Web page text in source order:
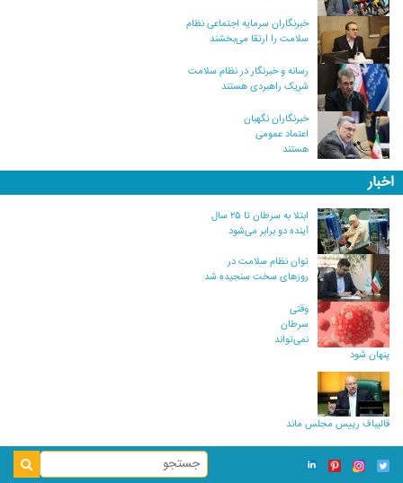
خبرنگاران سرمایه اجتماعی نظام
سلامت را ارتقا می‌بخشند
رسانه و خبرنگار در نظام سلامت
شریک راهبردی هستند
خبرنگاران نگهبان
اعتماد عمومی
هستند
اخبار
ابتلا به سرطان تا ۲۵ سال
آینده دو برابر می‌شود
توان نظام سلامت در
روزهای سخت سنجیده شد
وقتی
سرطان
نمی‌تواند
پنهان شود
قالیباف رییس مجلس ماند